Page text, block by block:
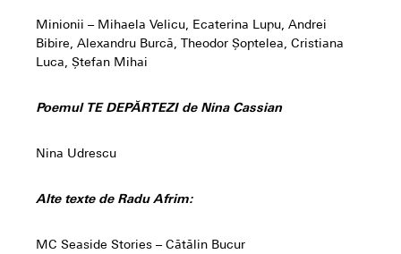
Minionii – Mihaela Velicu, Ecaterina Lupu, Andrei
Bibire, Alexandru Burcă, Theodor Șoptelea, Cristiana
Luca, Ștefan Mihai
Poemul TE DEPĂRTEZI de Nina Cassian
Nina Udrescu
Alte texte de Radu Afrim:
MC Seaside Stories – Cătălin Bucur